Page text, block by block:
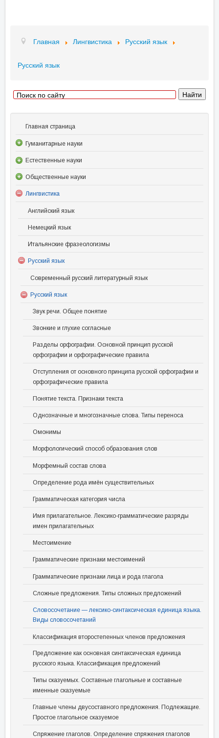
Главная Лингвистика Русский язык
Русский язык
Главная страница
Гуманитарные науки
Естественные науки
Общественные науки
Лингвистика
Английский язык
Немецкий язык
Итальянские фразеологизмы
Русский язык
Современный русский литературный язык
Русский язык
Звук речи. Общее понятие
Звонкие и глухие согласные
Разделы орфографии. Основной принцип русской
орфографии и орфографические правила
Отступления от основного принципа русской орфографии и
орфографические правила
Понятие текста. Признаки текста
Однозначные и многозначные слова. Типы переноса
Омонимы
Морфологический способ образования слов
Морфемный состав слова
Определение рода имён существительных
Грамматическая категория числа
Имя прилагательное. Лексико-грамматические разряды
имен прилагательных
Местоимение
Грамматические признаки местоимений
Грамматические признаки лица и рода глагола
Сложные предложения. Типы сложных предложений
Словосочетание — лексико-синтаксическая единица языка.
Виды словосочетаний
Классификация второстепенных членов предложения
Предложение как основная синтаксическая единица
русского языка. Классификация предложений
Типы сказуемых. Составные глагольные и составные
именные сказуемые
Главные члены двусоставного предложения. Подлежащие.
Простое глагольное сказуемое
Спряжение глаголов. Определение спряжения глаголов